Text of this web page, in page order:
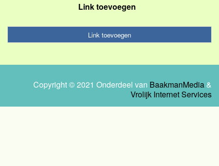
Link toevoegen
Link toevoegen
Copyright © 2021 Onderdeel van BaakmanMedia &
Vrolijk Internet Services